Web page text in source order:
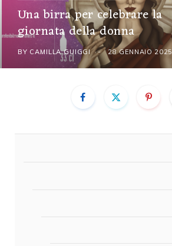
Una birra per celebrare la
giornata della donna
BY CAMILLA GUIGGI 28 GENNAIO 2025